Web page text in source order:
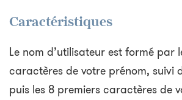
Caractéristiques
Le nom d’utilisateur est formé par
caractères de votre prénom, suivi
puis les 8 premiers caractères de